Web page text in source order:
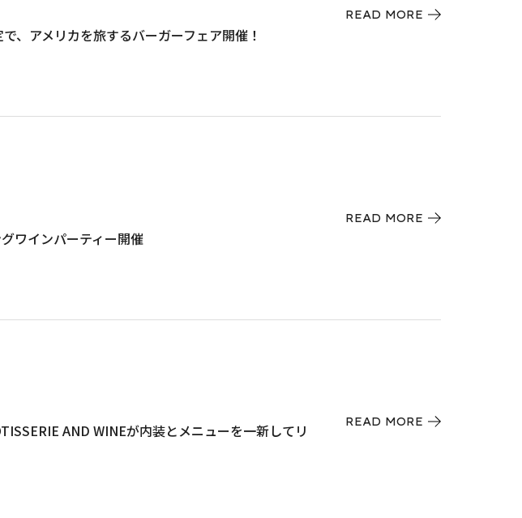
、アメリカを旅するバーガーフェア開催！
READ MORE
ワインパーティー開催
READ MORE
AND WINEが内装とメニューを一新してリ
READ MORE